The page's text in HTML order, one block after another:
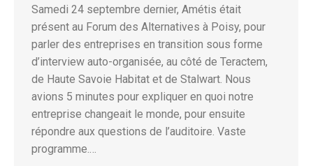
Samedi 24 septembre dernier, Amétis était
présent au Forum des Alternatives à Poisy, pour
parler des entreprises en transition sous forme
d’interview auto-organisée, au côté de Teractem,
de Haute Savoie Habitat et de Stalwart. Nous
avions 5 minutes pour expliquer en quoi notre
entreprise changeait le monde, pour ensuite
répondre aux questions de l’auditoire. Vaste
programme.…